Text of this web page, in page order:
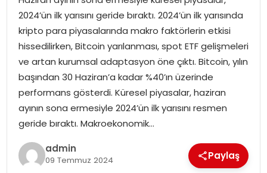
GÜNCEL
2024’ün ilk yarısını geride bıraktı. 2024’ün ilk yarısında
kripto para piyasalarında makro faktörlerin etkisi
hissedilirken, Bitcoin yarılanması, spot ETF gelişmeleri
ve artan kurumsal adaptasyon öne çıktı. Bitcoin, yılın
başından 30 Haziran’a kadar %40’ın üzerinde
performans gösterdi. Küresel piyasalar, haziran
ayının sona ermesiyle 2024’ün ilk yarısını resmen
geride bıraktı. Makroekonomik…
admin
09 Temmuz 2024 Paylaş